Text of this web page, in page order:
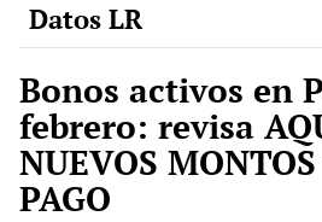
Datos LR
Bonos activos en
febrero: revisa
NUEVOS
PAGO